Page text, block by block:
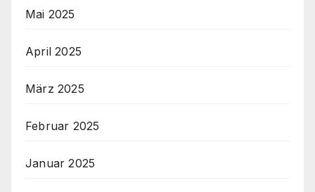
Mai 2025
April 2025
März 2025
Februar 2025
Januar 2025